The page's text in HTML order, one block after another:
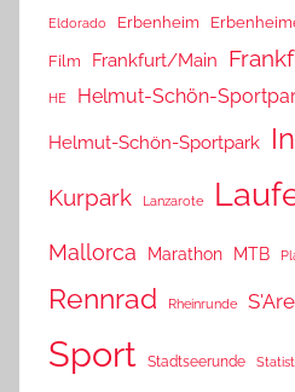
Eldorado Erbenheim
Film Frankfurt/Main
HE Helmut-Schön-
Helmut-Schön-Sportpark
Kurpark Lanzarote
Mallorca Marathon MTB
Rennrad Rheinrunde
Sport Stadtseerunde